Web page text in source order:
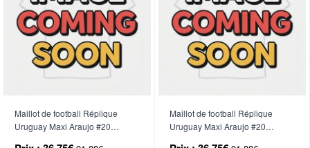
Maillot de football Réplique
Uruguay Maxi Araujo #20
Maillot de football Réplique
Uruguay Maxi Araujo #20